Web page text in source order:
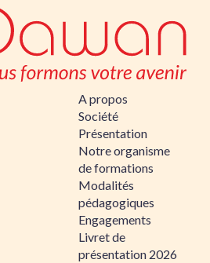
A propos
Société
Présentation
Notre organisme
de formations
Modalités
pédagogiques
Engagements
Livret de
présentation 2026